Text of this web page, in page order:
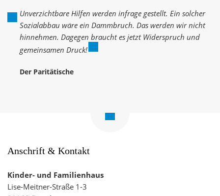
Unverzichtbare Hilfen werden infrage gestellt. Ein solcher
Sozialabbau wäre ein Dammbruch. Das werden wir nicht
hinnehmen. Dagegen braucht es jetzt Widerspruch und
gemeinsamen Druck!
Der Paritätische
Zum
Seitenanfang
Anschrift & Kontakt
Kinder- und Familienhaus
Lise-Meitner-Straße 1-3